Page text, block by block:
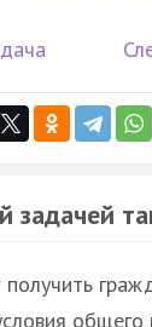
задачей
получить
общего